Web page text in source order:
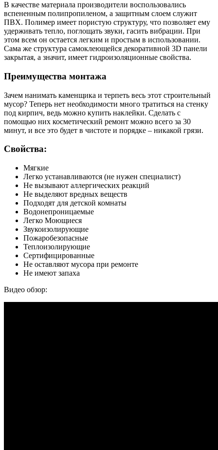
В качестве материала производители воспользовались
вспененным полипропиленом, а защитным слоем служит
ПВХ. Полимер имеет пористую структуру, что позволяет ему
удерживать тепло, поглощать звуки, гасить вибрации. При
этом всем он остается легким и простым в использовании.
Сама же структура самоклеющейся декоративной 3D панели
закрытая, а значит, имеет гидроизоляционные свойства.
Преимущества монтажа
Зачем нанимать каменщика и терпеть весь этот строительный
мусор? Теперь нет необходимости много тратиться на стенку
под кирпич, ведь можно купить наклейки. Сделать с
помощью них косметический ремонт можно всего за 30
минут, и все это будет в чистоте и порядке – никакой грязи.
Свойства:
Мягкие
Легко устанавливаются (не нужен специалист)
Не вызывают аллергических реакций
Не выделяют вредных веществ
Подходят для детской комнаты
Водонепроницаемые
Легко Моющиеся
Звукоизолирующие
Пожаробезопасные
Теплоизолирующие
Сертифицированные
Не оставляют мусора при ремонте
Не имеют запаха
Видео обзор: